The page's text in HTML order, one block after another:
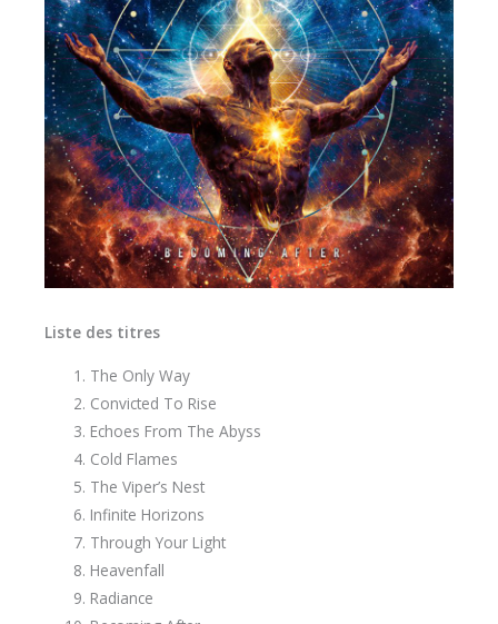
Liste des titres
The Only Way
Convicted To Rise
Echoes From The Abyss
Cold Flames
The Viper’s Nest
Infinite Horizons
Through Your Light
Heavenfall
Radiance